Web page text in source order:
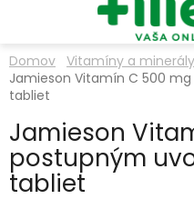
VITAMÍNY
A
KOZMETIKA
Domov Vitamíny a minerály
Jamieson Vitamín C 500
tabliet
Jamieson
postupným
tabliet